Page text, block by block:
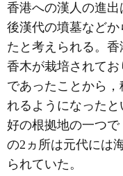
香港への漢人の進出
後漢代の墳墓など
たと考えられる。
香木が栽培されてお
であったことから
れるようになった
好の根拠地の一つ
の2ヵ所は元代には
られていた。